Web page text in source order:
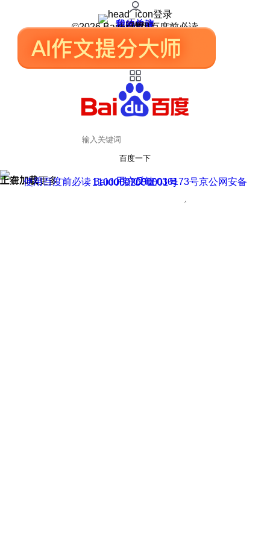
登录
我的关注
我的收藏
皮肤中心
用户反馈
设置
©2026 Baidu 使用百度前必读
百度一下
正在加载
上滑加载更多 用户反馈
使用百度前必读 Baidu 京ICP证030173号
京公网安备11000002000001号